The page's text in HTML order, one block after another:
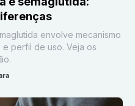
envolve mecanismo
perfil de uso. Veja os